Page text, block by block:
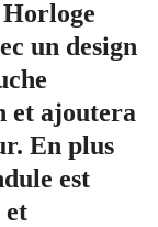
un design
et ajoutera
En plus
est
et